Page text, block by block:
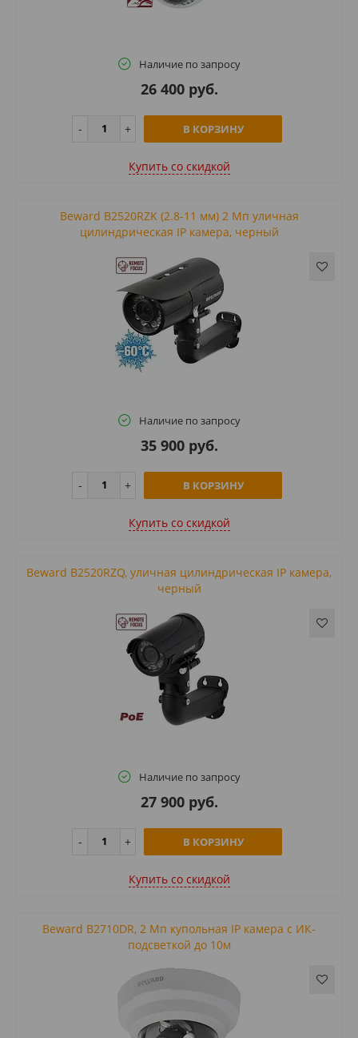
Наличие по запросу
26 400 руб.
В КОРЗИНУ
Купить cо скидкой
Beward B2520RZK (2.8-11 мм) 2 Мп уличная
цилиндрическая IP камера, черный
Наличие по запросу
35 900 руб.
В КОРЗИНУ
Купить cо скидкой
Beward B2520RZQ, уличная цилиндрическая IP камера,
черный
Наличие по запросу
27 900 руб.
В КОРЗИНУ
Купить cо скидкой
Beward B2710DR, 2 Мп купольная IP камера с ИК-
подсветкой до 10м